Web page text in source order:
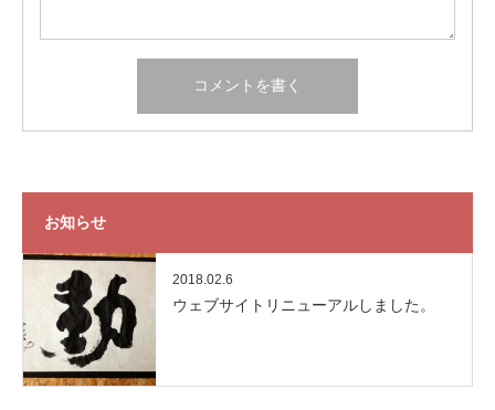
お知らせ
2018.02.6
ウェブサイトリニューアルしました。